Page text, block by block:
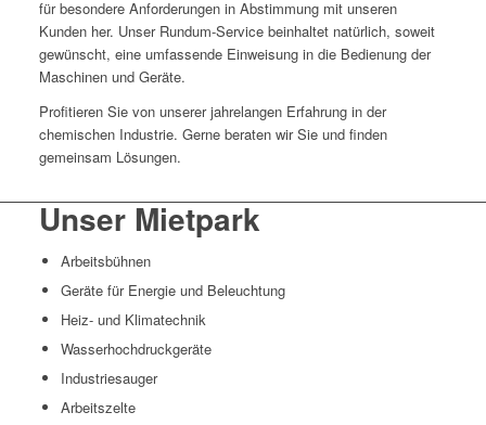
für besondere Anforderungen in Abstimmung mit unseren
Kunden her. Unser Rundum-Service beinhaltet natürlich, soweit
gewünscht, eine umfassende Einweisung in die Bedienung der
Maschinen und Geräte.
Profitieren Sie von unserer jahrelangen Erfahrung in der
chemischen Industrie. Gerne beraten wir Sie und finden
gemeinsam Lösungen.
Unser Mietpark
Arbeitsbühnen
Geräte für Energie und Beleuchtung
Heiz- und Klimatechnik
Wasserhochdruckgeräte
Industriesauger
Arbeitszelte